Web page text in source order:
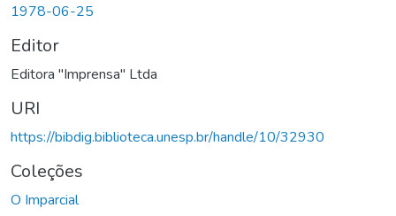
1978-06-25
Editor
Editora "Imprensa" Ltda
URI
https://bibdig.biblioteca.unesp.br/handle/10/32930
Coleções
O Imparcial